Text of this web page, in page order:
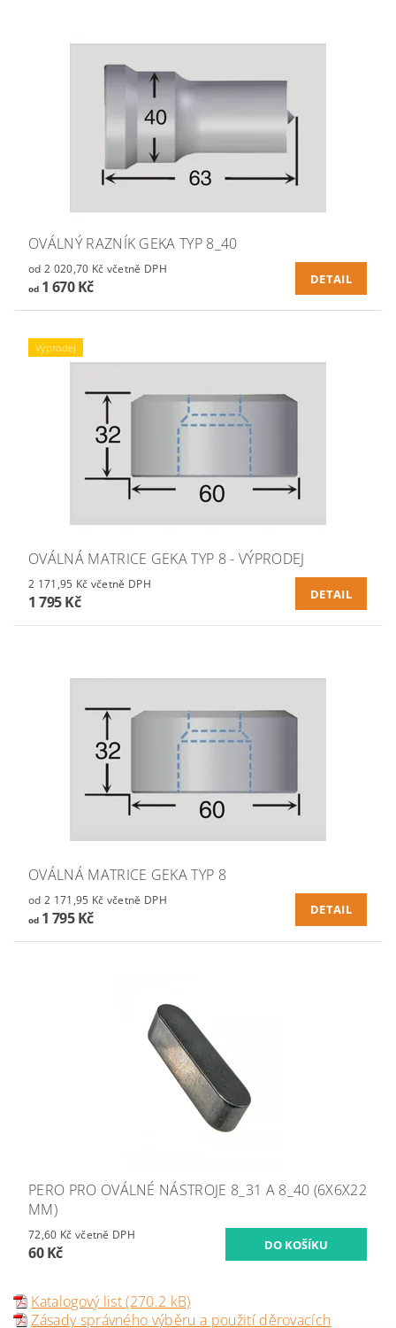
OVÁLNÝ RAZNÍK GEKA TYP 8_40
od 2 020,70 Kč včetně DPH
od1 670 Kč DETAIL
Výprodej
OVÁLNÁ MATRICE GEKA TYP 8 - VÝPRODEJ
2 171,95 Kč včetně DPH
1 795 Kč DETAIL
OVÁLNÁ MATRICE GEKA TYP 8
od 2 171,95 Kč včetně DPH
od1 795 Kč DETAIL
PERO PRO OVÁLNÉ NÁSTROJE 8_31 A 8_40 (6X6X22
MM)
72,60 Kč včetně DPH
60 Kč
Katalogový list (270.2 kB)
Zásady správného výběru a použití děrovacích